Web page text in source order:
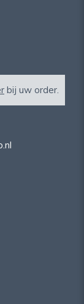
bij uw order.